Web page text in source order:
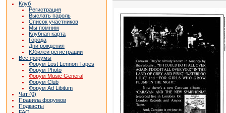
Клуб
Регистрация
Выслать пароль
Список участников
Мы помним
Клубная карта
Города
Дни рождения
Юбилеи регистрации
Все форумы
Форум Lost Lennon Tapes
Форум Photo
Форум Music General
Форум Club
Форум Ad Libitum
Чат (0)
Правила форумов
Подкасты